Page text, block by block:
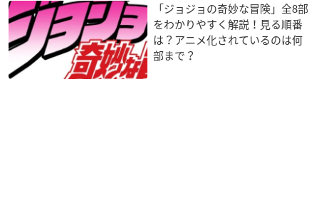
「ジョジョの奇妙な冒険」全8部
をわかりやすく解説！見る順番
は？アニメ化されているのは何
部まで？